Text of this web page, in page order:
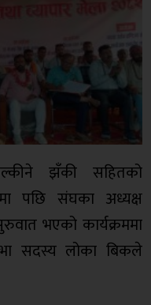
झँकी सहितको
पछि संघका अध्यक्ष
भएको कार्यक्रममा
सदस्य लोका बिकले